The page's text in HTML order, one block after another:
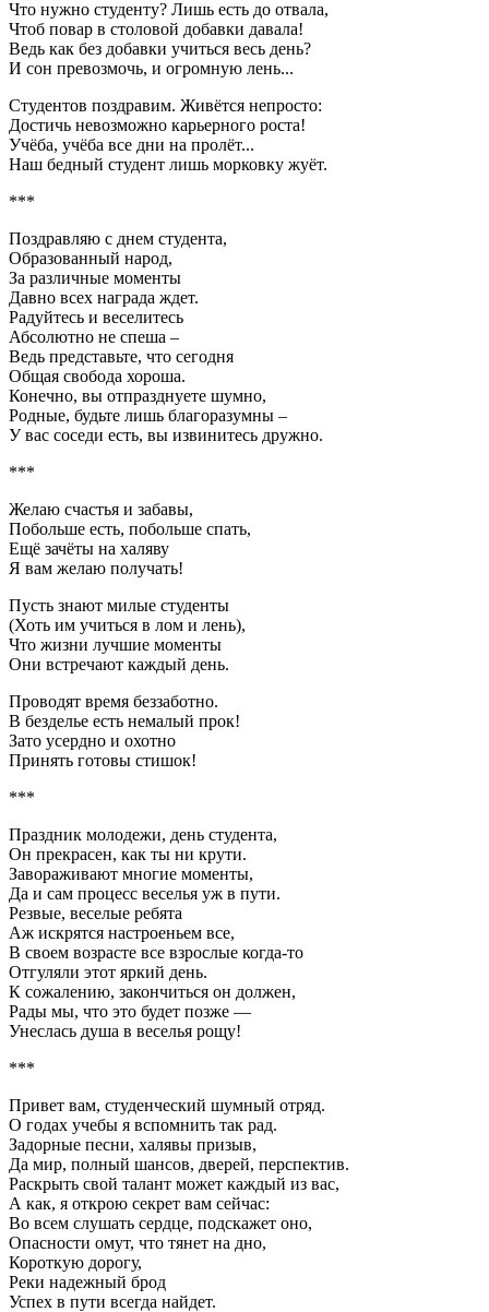
Что нужно студенту? Лишь есть до отвала,
Чтоб повар в столовой добавки давала!
Ведь как без добавки учиться весь день?
И сон превозмочь, и огромную лень...
Студентов поздравим. Живётся непросто:
Достичь невозможно карьерного роста!
Учёба, учёба все дни на пролёт...
Наш бедный студент лишь морковку жуёт.
***
Поздравляю с днем студента,
Образованный народ,
За различные моменты
Давно всех награда ждет.
Радуйтесь и веселитесь
Абсолютно не спеша –
Ведь представьте, что сегодня
Общая свобода хороша.
Конечно, вы отпразднуете шумно,
Родные, будьте лишь благоразумны –
У вас соседи есть, вы извинитесь дружно.
***
Желаю счастья и забавы,
Побольше есть, побольше спать,
Ещё зачёты на халяву
Я вам желаю получать!
Пусть знают милые студенты
(Хоть им учиться в лом и лень),
Что жизни лучшие моменты
Они встречают каждый день.
Проводят время беззаботно.
В безделье есть немалый прок!
Зато усердно и охотно
Принять готовы стишок!
***
Праздник молодежи, день студента,
Он прекрасен, как ты ни крути.
Завораживают многие моменты,
Да и сам процесс веселья уж в пути.
Резвые, веселые ребята
Аж искрятся настроеньем все,
В своем возрасте все взрослые когда-то
Отгуляли этот яркий день.
К сожалению, закончиться он должен,
Рады мы, что это будет позже —
Унеслась душа в веселья рощу!
***
Привет вам, студенческий шумный отряд.
О годах учебы я вспомнить так рад.
Задорные песни, халявы призыв,
Да мир, полный шансов, дверей, перспектив.
Раскрыть свой талант может каждый из вас,
А как, я открою секрет вам сейчас:
Во всем слушать сердце, подскажет оно,
Опасности омут, что тянет на дно,
Короткую дорогу,
Реки надежный брод
Успех в пути всегда найдет.